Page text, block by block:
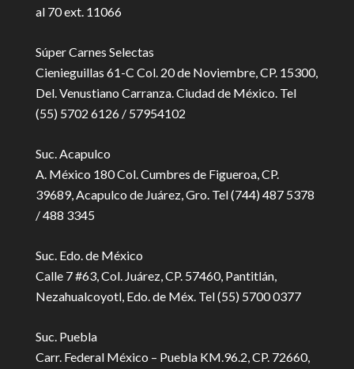
al 70 ext. 11066
Súper Carnes Selectas
Cienieguillas 61-C Col. 20 de Noviembre, CP. 15300,
Del. Venustiano Carranza. Ciudad de México. Tel
(55) 5702 6126 / 57954102
Suc. Acapulco
A. México 180 Col. Cumbres de Figueroa, CP.
39689, Acapulco de Juárez, Gro. Tel (744) 487 5378
/ 488 3345
Suc. Edo. de México
Calle 7 #63, Col. Juárez, CP. 57460, Pantitlán,
Nezahualcoyotl, Edo. de Méx. Tel (55) 5700 0377
Suc. Puebla
Carr. Federal México – Puebla KM.96.2, CP. 72660,